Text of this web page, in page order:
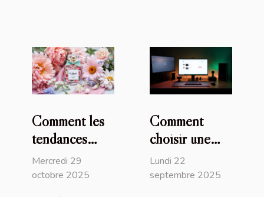
Comment les
tendances
florales
influencent-
elles les
Mercredi 29
octobre 2025
Comment
choisir une
montre
connectée
Lundi 22
septembre 2025